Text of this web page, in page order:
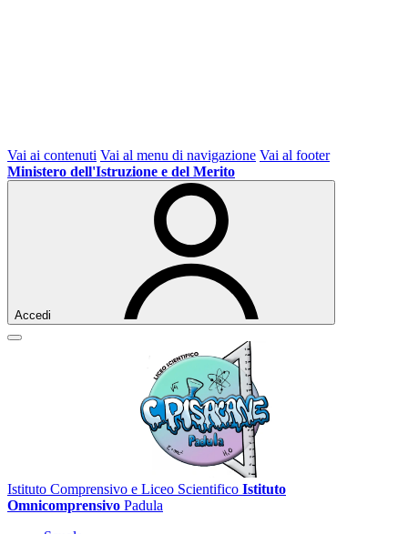
Vai ai contenuti Vai al menu di navigazione Vai al footer
Ministero dell'Istruzione e del Merito
Accedi
Istituto Comprensivo e Liceo Scientifico Istituto
Omnicomprensivo Padula